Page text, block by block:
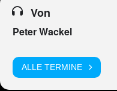
Von
Peter Wackel
ALLE TERMINE